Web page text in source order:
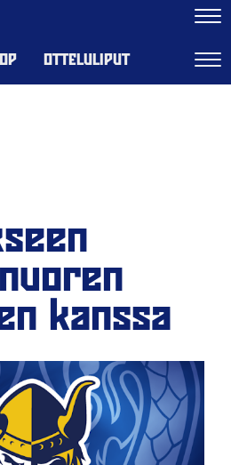
OTTELULIPUT
kanssa